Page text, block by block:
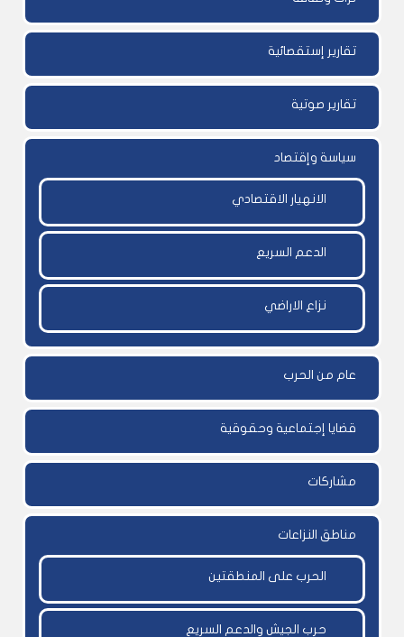
تقارير إستقصائية
تقارير صوتية
سياسة وإقتصاد
الانهيار الاقتصادي
الدعم السريع
نزاع الاراضي
عام من الحرب
قضايا إجتماعية وحقوقية
مشاركات
مناطق النزاعات
الحرب على المنطقتين
حرب الجيش والدعم السريع